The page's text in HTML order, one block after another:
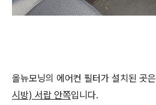
올뉴모닝의 에어컨 필터가 설치된 곳은
시방) 서랍 안쪽입니다.